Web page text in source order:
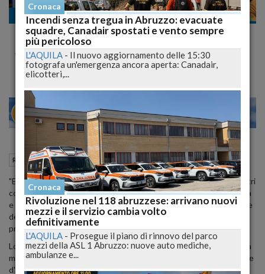
Regione
Il presidente Pagano nomina gli
Ambasciatori d'Abruzzo nel mondo
MILANO 27
Regione Pescara (PE) 09 Agosto 2012 17:32
"E' per me un grande onore conferire questi riconoscimenti a illustri
conterranei abruzzesi che hanno dato prestigio all'Abruzzo in Italia
e nel mondo. Il loro talento, la loro creatività, sono la dimostrazione
della grande capacità che hanno gli abruzzesi di portare avanti
progetti ambiziosi sfidando le difficoltà".
Lo ha detto il Presidente del Consiglio regionale Nazario Pagano, a
margine della cerimonia di conferimento del titolo di "Ambasciatore
d'Abruzzo nel Mondo", che si è svolta oggi a Lanciano.
Cronaca
Incendi senza tregua in Abruzzo: evacuate
squadre, Canadair spostati e vento sempre
più pericoloso
L'AQUILA - Il nuovo aggiornamento delle 15:30
fotografa un'emergenza ancora aperta: Canadair,
elicotteri,...
Cronaca
Rivoluzione nel 118 abruzzese: arrivano nuovi
mezzi e il servizio cambia volto
definitivamente
L'AQUILA - Prosegue il piano di rinnovo del parco
mezzi della ASL 1 Abruzzo: nuove auto mediche,
ambulanze e...